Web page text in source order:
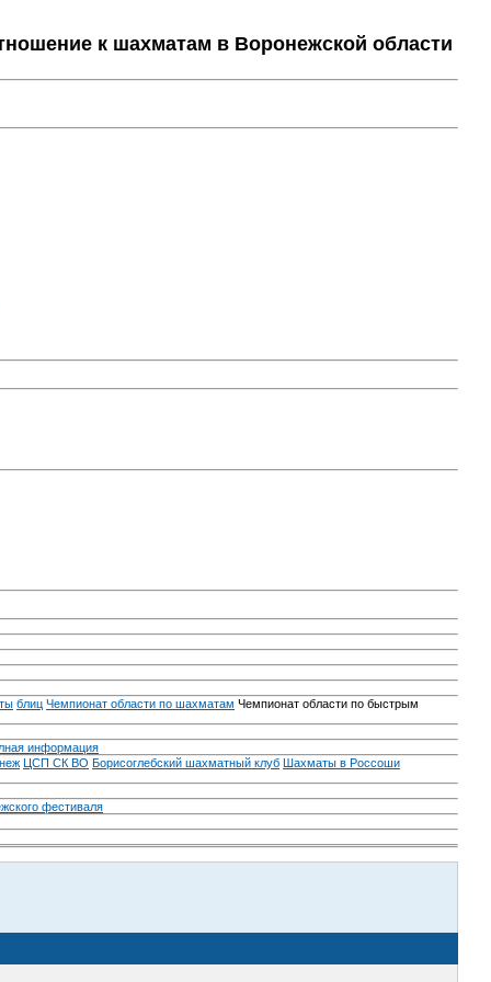
к шахматам в Воронежской области
блиц Чемпионат области по шахматам Чемпионат области по быстрым
информация
ЦСП СК ВО Борисоглебский шахматный клуб Шахматы в Россоши
фестиваля